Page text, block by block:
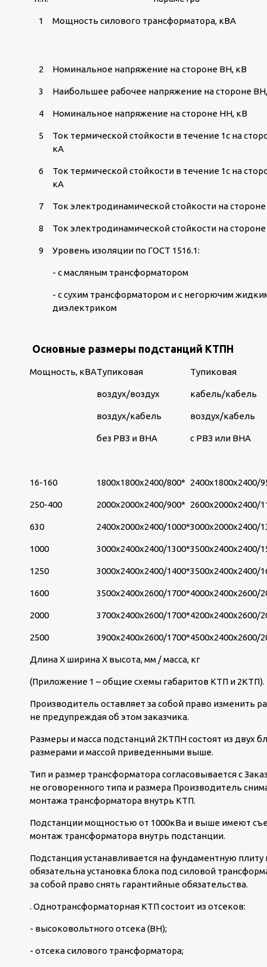
1 Мощность силового трансформатора, кВА
2 Номинальное напряжение на стороне ВН, кВ
3 Наибольшее рабочее напряжение на стороне
4 Номинальное напряжение на стороне НН, кВ
5
Ток термической стойкости в течение 1с на
кА
6
Ток термической стойкости в течение 1с на
кА
7 Ток электродинамической стойкости на
8 Ток электродинамической стойкости на
9 Уровень изоляции по ГОСТ 1516.1:
- с масляным трансформатором
- с сухим трансформатором и с негорючим
диэлектриком
Основные размеры подстанций КТПН
Мощность, кВАТупиковая Тупиковая
воздух/воздух
воздух/кабель
без РВЗ и ВНА
кабель/кабель
воздух/кабель
с РВЗ или ВНА
16-160 1800х1800х2400/800* 2400х1800х2400/
250-400 2000х2000х2400/900* 2600х2000х2400/
630 2400х2000х2400/1000*3000х2000х2400/
1000 3000х2400х2400/1300*3500х2400х2400/
1250 3000х2400х2400/1400*3500х2400х2400/
1600 3500х2400х2600/1700*4000х2400х2600/
2000 3700х2400х2600/1700*4200х2400х2600/
2500 3900х2400х2600/1700*4500х2400х2600/
Длина Х ширина Х высота, мм / масса, кг
(Приложение 1 – общие схемы габаритов КТП и 2КТП).
Производитель оставляет за собой право изменить
не предупреждая об этом заказчика.
Размеры и масса подстанций 2КТПН состоят из двух
размерами и массой приведенными выше.
Тип и размер трансформатора согласовывается с
не оговоренного типа и размера Производитель
монтажа трансформатора внутрь КТП.
Подстанции мощностью от 1000кВа и выше имеют
монтаж трансформатора внутрь подстанции.
Подстанция устанавливается на фундаментную
обязательна установка блока под силовой
за собой право снять гарантийные обязательства.
. Однотрансформаторная КТП состоит из отсеков:
- высоковольтного отсека (ВН);
- отсека силового трансформатора;